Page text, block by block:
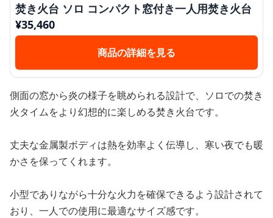
焚き火台 ソロ コンパクト窓付き一人用焚き火台
¥35,460
商品の詳細を見る
側面の窓から炎の様子を眺められる設計で、ソロでの焚き
火タイムをより幻想的に楽しめる焚き火台です。
丈夫な金属製ボディは熱を効率よく伝導し、寒い夜でも暖
かさを保ってくれます。
小型でありながら十分な火力を確保できるよう設計されて
おり、一人での使用に最適なサイズ感です。